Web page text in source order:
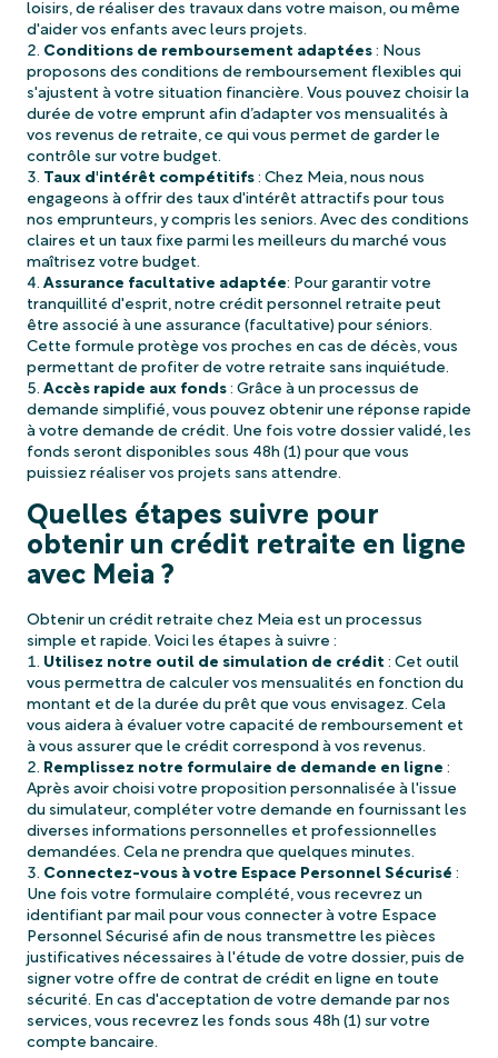
loisirs, de réaliser des travaux dans votre maison, ou même
d'aider vos enfants avec leurs projets.
Conditions de remboursement adaptées : Nous
proposons des conditions de remboursement flexibles qui
s'ajustent à votre situation financière. Vous pouvez choisir la
durée de votre emprunt afin d’adapter vos mensualités à
vos revenus de retraite, ce qui vous permet de garder le
contrôle sur votre budget.
Taux d'intérêt compétitifs : Chez Meia, nous nous
engageons à offrir des taux d'intérêt attractifs pour tous
nos emprunteurs, y compris les seniors. Avec des conditions
claires et un taux fixe parmi les meilleurs du marché vous
maîtrisez votre budget.
Assurance facultative adaptée: Pour garantir votre
tranquillité d'esprit, notre crédit personnel retraite peut
être associé à une assurance (facultative) pour séniors.
Cette formule protège vos proches en cas de décès, vous
permettant de profiter de votre retraite sans inquiétude.
Accès rapide aux fonds : Grâce à un processus de
demande simplifié, vous pouvez obtenir une réponse rapide
à votre demande de crédit. Une fois votre dossier validé, les
fonds seront disponibles sous 48h (1) pour que vous
puissiez réaliser vos projets sans attendre.
Quelles étapes suivre pour
obtenir un crédit retraite en ligne
avec Meia ?
Obtenir un crédit retraite chez Meia est un processus
simple et rapide. Voici les étapes à suivre :
Utilisez notre outil de simulation de crédit : Cet outil
vous permettra de calculer vos mensualités en fonction du
montant et de la durée du prêt que vous envisagez. Cela
vous aidera à évaluer votre capacité de remboursement et
à vous assurer que le crédit correspond à vos revenus.
Remplissez notre formulaire de demande en ligne :
Après avoir choisi votre proposition personnalisée à l'issue
du simulateur, compléter votre demande en fournissant les
diverses informations personnelles et professionnelles
demandées. Cela ne prendra que quelques minutes.
Connectez-vous à votre Espace Personnel Sécurisé :
Une fois votre formulaire complété, vous recevrez un
identifiant par mail pour vous connecter à votre Espace
Personnel Sécurisé afin de nous transmettre les pièces
justificatives nécessaires à l'étude de votre dossier, puis de
signer votre offre de contrat de crédit en ligne en toute
sécurité. En cas d'acceptation de votre demande par nos
services, vous recevrez les fonds sous 48h (1) sur votre
compte bancaire.